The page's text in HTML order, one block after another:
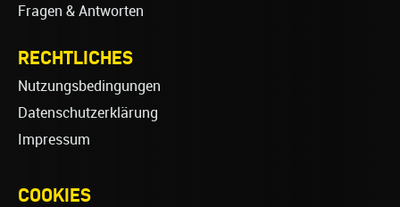
Fragen & Antworten
RECHTLICHES
Nutzungsbedingungen
Datenschutzerklärung
Impressum
COOKIES